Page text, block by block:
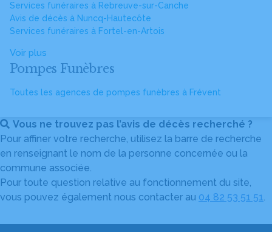
Services funéraires à Rebreuve-sur-Canche
Avis de décès à Nuncq-Hautecôte
Services funéraires à Fortel-en-Artois
Voir plus
Pompes Funèbres
Toutes les agences de pompes funèbres à Frévent
Vous ne trouvez pas l’avis de décès recherché ?
Pour affiner votre recherche, utilisez la barre de recherche
en renseignant le nom de la personne concernée ou la
commune associée.
Pour toute question relative au fonctionnement du site,
vous pouvez également nous contacter au 04 82 53 51 51.